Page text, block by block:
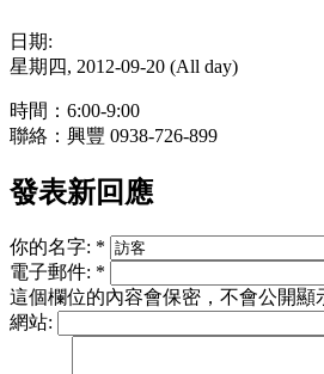
日期:
星期四, 2012-09-20 (All day)
時間：6:00-9:00
聯絡：興豐 0938-726-899
發表新回應
你的名字: *
電子郵件: *
這個欄位的內容會保密，不會公開顯
網站: